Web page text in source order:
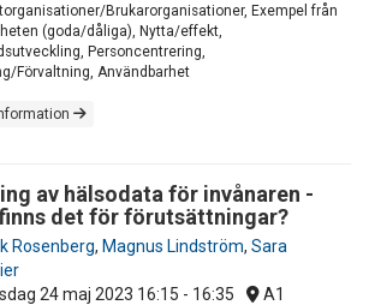
Brukarorganisationer, Exempel från
(goda/dåliga), Nytta/effekt,
Personcentrering,
Förvaltning, Användbarhet
av hälsodata för invånaren -
det för förutsättningar?
Rosenberg, Magnus Lindström, Sara
24 maj 2023 16:15 - 16:35 A1